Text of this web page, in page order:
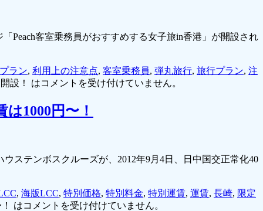
Peach客室乗務員がおすすめする女子旅in香港」が開設され
ラン, 利用上の注意点, 客室乗務員, 弾丸旅行, 旅行プラン, 注
設！ はコメントを受け付けていません。
1000円〜！
ステンボスクルーズが、2012年9月4日、日中国交正常化40
, 海版LCC, 特別価格, 特別料金, 特別運賃, 運賃, 長崎, 限定
はコメントを受け付けていません。